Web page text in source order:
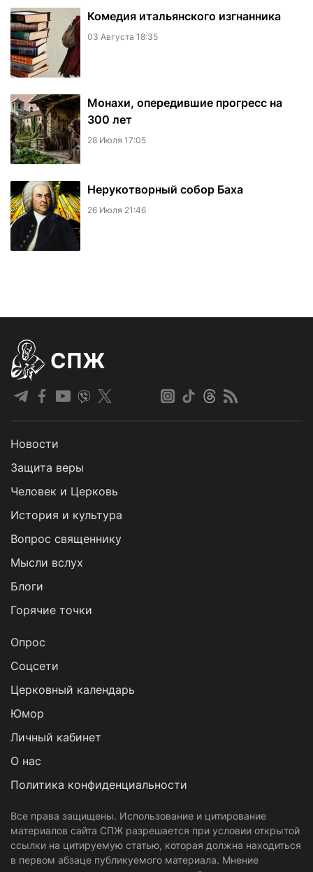
Комедия итальянского изгнанника
03 Августа 18:35
Монахи, опередившие прогресс на
300 лет
28 Июля 17:05
Нерукотворный собор Баха
26 Июля 21:46
СПЖ
Новости
Защита веры
Человек и Церковь
История и культура
Вопрос священнику
Мысли вслух
Блоги
Горячие точки
Опрос
Cоцсети
Церковный календарь
Юмор
Личный кабинет
О нас
Политика конфиденциальности
Все права защищены. Использование и цитирование
материалов сайта СПЖ разрешается при условии открытой
ссылки на цитируемую статью, которая должна находиться
в первом абзаце публикуемого материала. Мнение